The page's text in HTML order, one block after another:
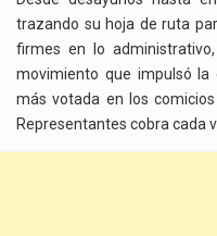
trazando su hoja de ruta
firmes en lo
movimiento que impulsó la
más votada en los
Representantes cobra cada